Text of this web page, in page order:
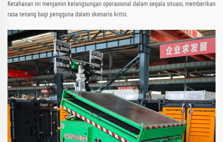
Ketahanan ini menjamin kelangsungan operasional dalam segala situasi, memberikan
rasa tenang bagi pengguna dalam skenario kritis.